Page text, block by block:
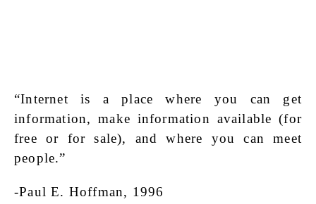
“Internet is a place where you can get
information, make information available (for
free or for sale), and where you can meet
people.”
-Paul E. Hoffman, 1996